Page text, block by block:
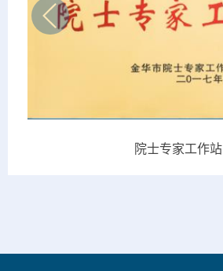
院士专家工作站